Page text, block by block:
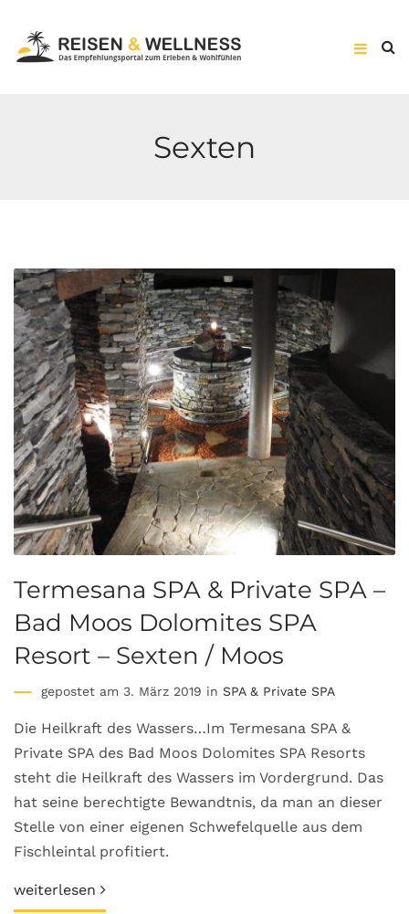
Sexten
Termesana SPA & Private SPA –
Bad Moos Dolomites SPA
Resort – Sexten / Moos
gepostet am 3. März 2019 in SPA & Private SPA
Die Heilkraft des Wassers…Im Termesana SPA &
Private SPA des Bad Moos Dolomites SPA Resorts
steht die Heilkraft des Wassers im Vordergrund. Das
hat seine berechtigte Bewandtnis, da man an dieser
Stelle von einer eigenen Schwefelquelle aus dem
Fischleintal profitiert.
weiterlesen